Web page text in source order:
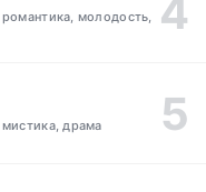
молодость,
драма